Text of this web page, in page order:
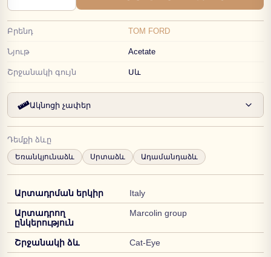
Բրենդ TOM FORD
Նյութ Acetate
Շրջանակի գույն Սև
Ակնոցի չափեր
Դեմքի ձևը
Եռանկյունաձև Սրտաձև Ադամանդաձև
Արտադրման երկիր Italy
Արտադրող
ընկերություն
Marcolin group
Շրջանակի ձև Cat-Eye